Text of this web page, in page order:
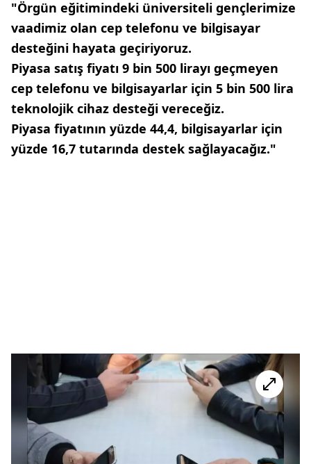
"Örgün eğitimindeki üniversiteli gençlerimize
vaadimiz olan cep telefonu ve bilgisayar
desteğini hayata geçiriyoruz.
Piyasa satış fiyatı 9 bin 500 lirayı geçmeyen
cep telefonu ve bilgisayarlar için 5 bin 500 lira
teknolojik cihaz desteği vereceğiz.
Piyasa fiyatının yüzde 44,4, bilgisayarlar için
yüzde 16,7 tutarında destek sağlayacağız."